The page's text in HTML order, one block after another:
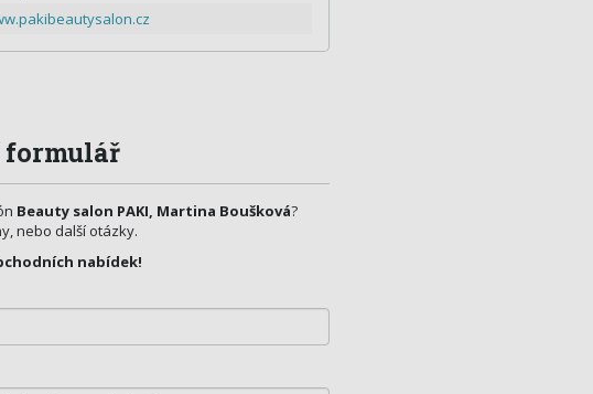
Beauty salon PAKI, Martina Boušková?
nebo další otázky.
nabídek!